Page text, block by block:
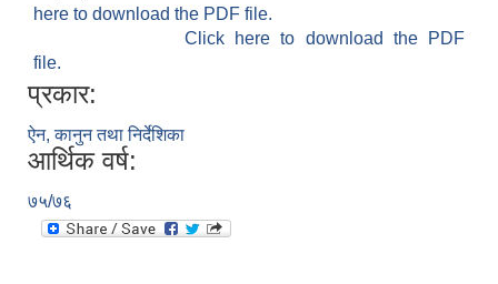
here to download the PDF file.
Click here to download the PDF
file.
प्रकार:
ऐन, कानुन तथा निर्देशिका
आर्थिक वर्ष:
७५/७६